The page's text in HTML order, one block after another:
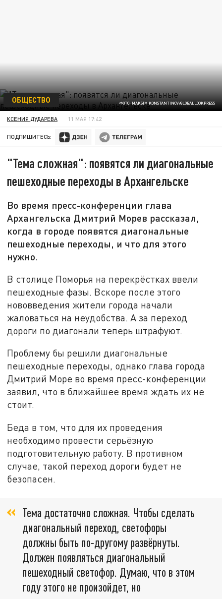
ФОТО: MAKSIM KONSTANTINOV/GLOBALLOOKPRESS
ОБЩЕСТВО
КСЕНИЯ ДУДАРЕВА 11 МАЯ 17:42
ПОДПИШИТЕСЬ:
"Тема сложная": появятся ли диагональные
пешеходные переходы в Архангельске
Во время пресс-конференции глава
Архангельска Дмитрий Морев рассказал,
когда в городе появятся диагональные
пешеходные переходы, и что для этого
нужно.
В столице Поморья на перекрёстках ввели
пешеходные фазы. Вскоре после этого
нововведения жители города начали
жаловаться на неудобства. А за переход
дороги по диагонали теперь штрафуют.
Проблему бы решили диагональные
пешеходные переходы, однако глава города
Дмитрий Море во время пресс-конференции
заявил, что в ближайшее время ждать их не
стоит.
Беда в том, что для их проведения
необходимо провести серьёзную
подготовительную работу. В противном
случае, такой переход дороги будет не
безопасен.
Тема достаточно сложная. Чтобы сделать
диагональный переход, светофоры
должны быть по-другому развёрнуты.
Должен появляться диагональный
пешеходный светофор. Думаю, что в этом
году этого не произойдет, но